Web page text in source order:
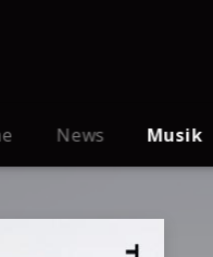
News Musik